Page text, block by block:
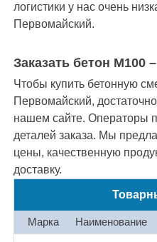
Карпово Кляшево
Кушнаренково
Михайловка
Нижегородка
Охлебинино
Прибельский
логистики у нас очень
Первомайский.
Заказать бетон М100
Чтобы купить бетонную
Первомайский,
нашем сайте. Операторы
деталей заказа. Мы
цены, качественную
доставку.
Марка Наименование